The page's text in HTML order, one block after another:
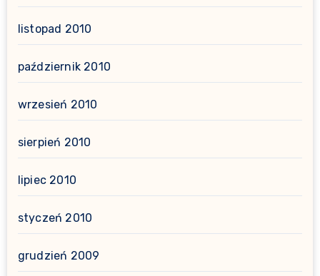
listopad 2010
październik 2010
wrzesień 2010
sierpień 2010
lipiec 2010
styczeń 2010
grudzień 2009